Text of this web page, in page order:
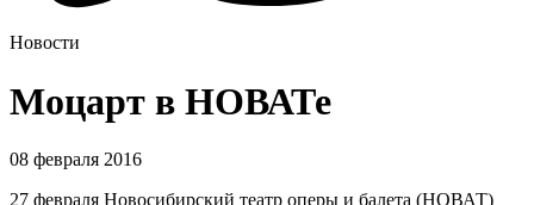
Новости
Моцарт в НОВАТе
08 февраля 2016
27 февраля Новосибирский театр оперы и балета (НОВАТ)